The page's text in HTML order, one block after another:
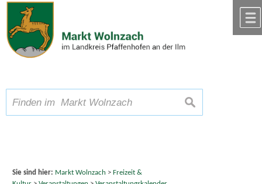
Zum Inhalt,zur Navigation
Schriftgröße A A A suchen
Sie sind hier: Markt Wolnzach > Freizeit &